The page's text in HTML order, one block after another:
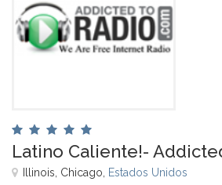
Latino Caliente!-
Illinois, Chicago, Estados Unidos